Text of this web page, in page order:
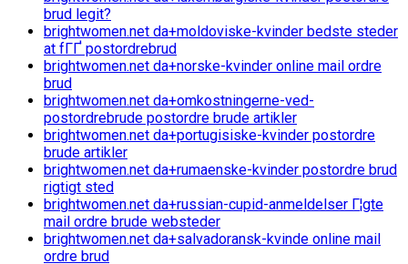
brud legit?
brightwomen.net da+moldoviske-kvinder bedste steder
at fГҐ postordrebrud
brightwomen.net da+norske-kvinder online mail ordre
brud
brightwomen.net da+omkostningerne-ved-
postordrebrude postordre brude artikler
brightwomen.net da+portugisiske-kvinder postordre
brude artikler
brightwomen.net da+rumaenske-kvinder postordre brud
rigtigt sted
brightwomen.net da+russian-cupid-anmeldelser Г¦gte
mail ordre brude websteder
brightwomen.net da+salvadoransk-kvinde online mail
ordre brud